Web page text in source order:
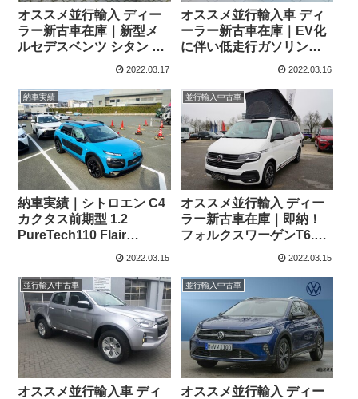
オススメ並行輸入 ディー
ラー新古車在庫｜新型メ
ルセデスベンツ シタン ツ
アラー BASE 110
ハンドル
2022.03.17
オススメ並行輸入車 ディ
ーラー新古車在庫｜EV化
に伴い低走行ガソリンタ
ーボ最終！プジョー リフ
PureTech 130 EAT8
L2(ロングボディ7人乗り)
左ハンドル
2022.03.16
納車実績
納車実績｜シトロエン C4
カクタス前期型 1.2
PureTech110 Flair
Edition 5dr 5MT 右ハンド
車！
2022.03.15
並行輸入中古車
オススメ並行輸入 ディー
ラー新古車在庫｜即納！
フォルクスワーゲンT6.1
カリフォルニア オーシャ
204PS SWB 4Motion
7DSG 左ハンドル
2022.03.15
並行輸入中古車
オススメ並行輸入車 ディ
並行輸入中古車
オススメ並行輸入 ディー